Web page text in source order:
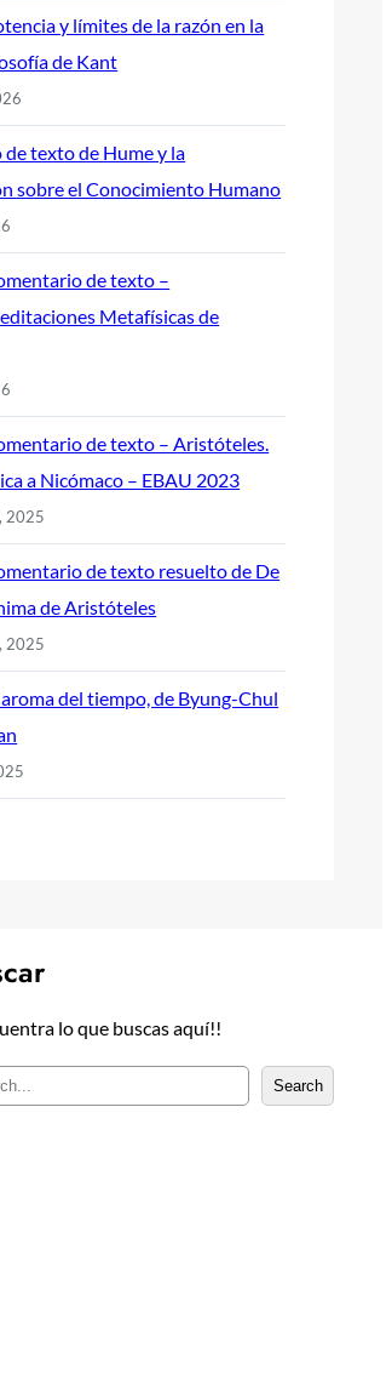
y límites de la razón en la
de Kant
texto de Hume y la
sobre el Conocimiento Humano
de texto –
Metafísicas de
de texto – Aristóteles.
a Nicómaco – EBAU 2023
2025
de texto resuelto de De
de Aristóteles
2025
aroma del tiempo, de Byung-Chul
lo que buscas aquí!!
Search